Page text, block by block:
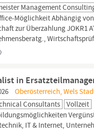
Management
Möglichkeit Abhängig
zur Überzahlung JOKR1
in
Oberösterreich, Wels
Consultants
Vollzeit
IT & Internet,